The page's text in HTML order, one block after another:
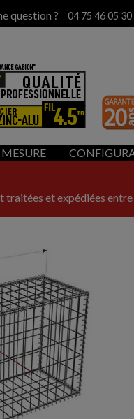
question ? 04 75 46 05 30
traitées et expédiées